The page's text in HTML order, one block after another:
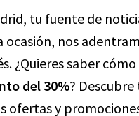
tu fuente de
ocasión, nos
¿Quieres saber
del 30%?
ofertas y